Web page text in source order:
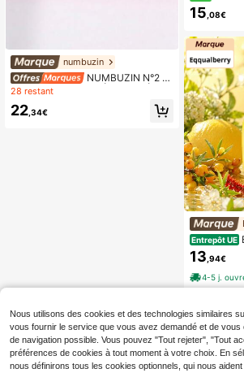
numbuzin
NUMBUZIN N°2 R
OSE PDRN COLLAGÈNE 2X SÉRU
28 restant
22,34€
+ TXA 4%
t pour le
ent pour un
ratant et
15 ,08€
Entrepôt UE
IN
13 ,94€
4-5 j.
Nous utilisons des cookies et des technologies similaires
vous fournir le service que vous avez demandé et de vous
de navigation possible. Vous pouvez "Tout rejeter", "Tout
préférences de cookies à tout moment à votre choix. En
nous définirons tous les cookies optionnels, qui nous